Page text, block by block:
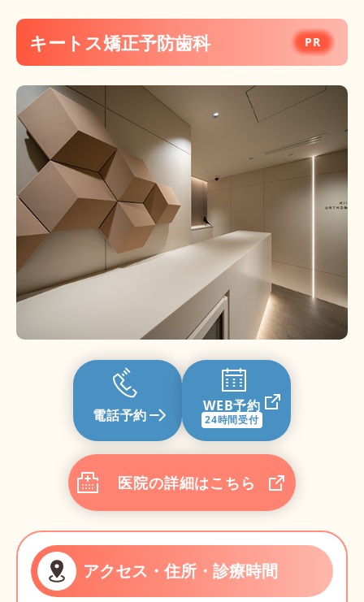
キートス矯正予防歯科
電話予約
WEB予約
24時間受付
医院の詳細はこちら
アクセス・住所・診療時間